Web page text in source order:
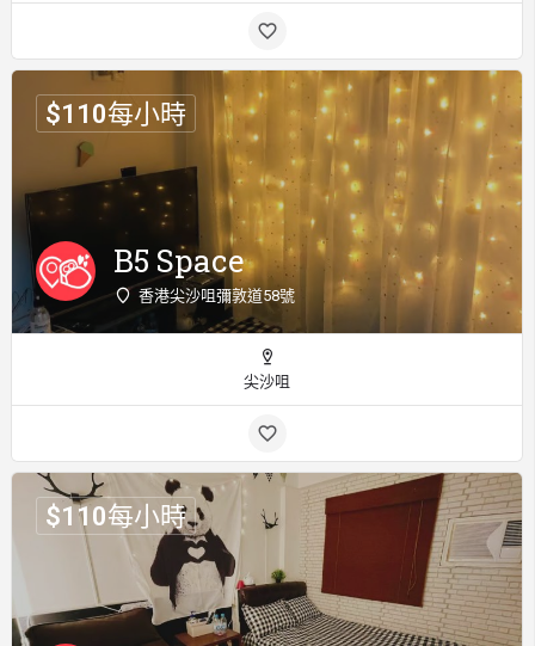
B5 Space
香港尖沙咀彌敦道58號
$110每小時
尖沙咀
$110每小時